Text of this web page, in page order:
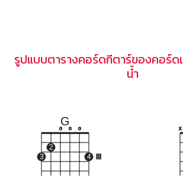
รูปแบบตารางคอร์ดกีตาร์ของคอร์ด
น้ำ
G
3
2
o o o
4
x